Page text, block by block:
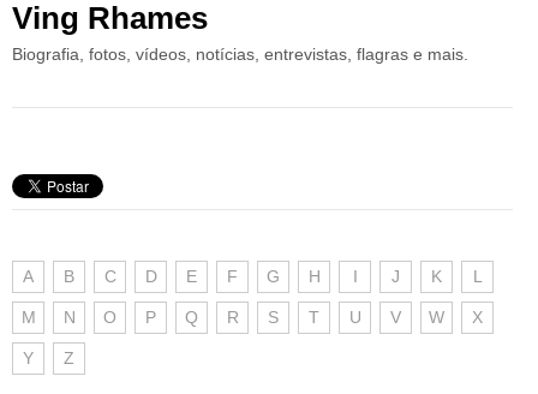
Ving Rhames
Biografia, fotos, vídeos, notícias, entrevistas, flagras e mais.
A B C D E F G H I J K L
M N O P Q R S T U V W X
Y Z